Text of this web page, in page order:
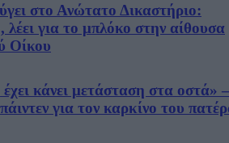
στο Ανώτατο Δικαστήριο:
λέει για το μπλόκο στην αίθουσα
Οίκου
κάνει μετάσταση στα οστά»
για τον καρκίνο του